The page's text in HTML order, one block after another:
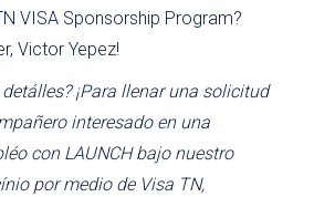
VISA Sponsorship Program?
Victor Yepez!
¡Para llenar una solicitud
interesado en una
con LAUNCH bajo nuestro
por medio de Visa TN,